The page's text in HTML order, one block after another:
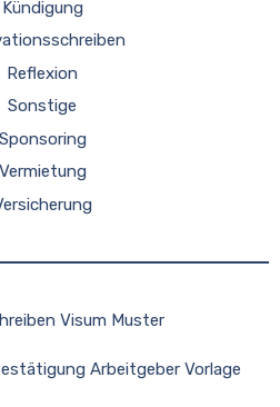
Kündigung
Reflexion
Sonstige
Sponsoring
Vermietung
Visum Muster
Arbeitgeber Vorlage